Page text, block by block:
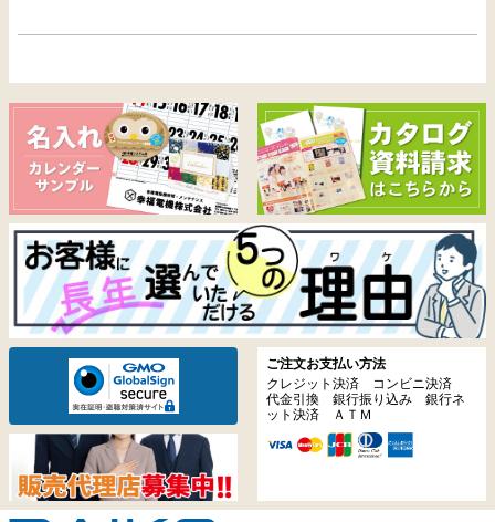
ご注文お支払い方法
クレジット決済 コンビニ決済
代金引換 銀行振り込み 銀行ネ
ット決済 ＡＴＭ